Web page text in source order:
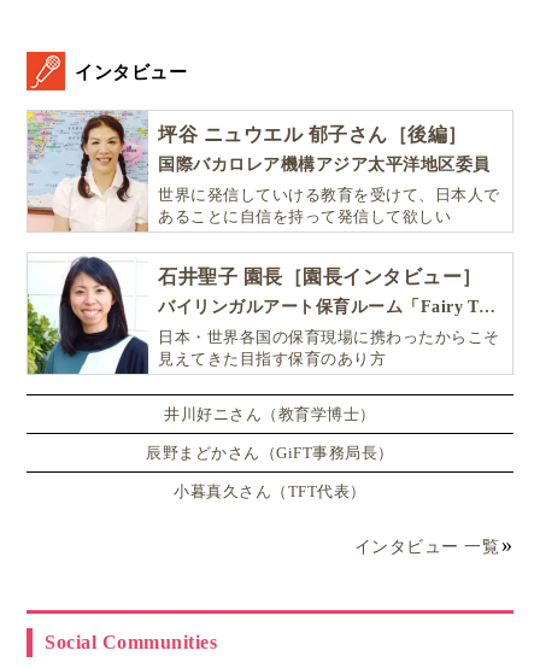
インタビュー
坪谷 ニュウエル 郁子さん［後編］
国際バカロレア機構アジア太平洋地区委員
世界に発信していける教育を受けて、日本人で
あることに自信を持って発信して欲しい
石井聖子 園長［園長インタビュー］
バイリンガルアート保育ルーム「Fairy Tale（フェアリーテイル）」
日本・世界各国の保育現場に携わったからこそ
見えてきた目指す保育のあり方
井川好ニさん（教育学博士）
辰野まどかさん（GiFT事務局長）
小暮真久さん（TFT代表）
インタビュー 一覧
Social Communities